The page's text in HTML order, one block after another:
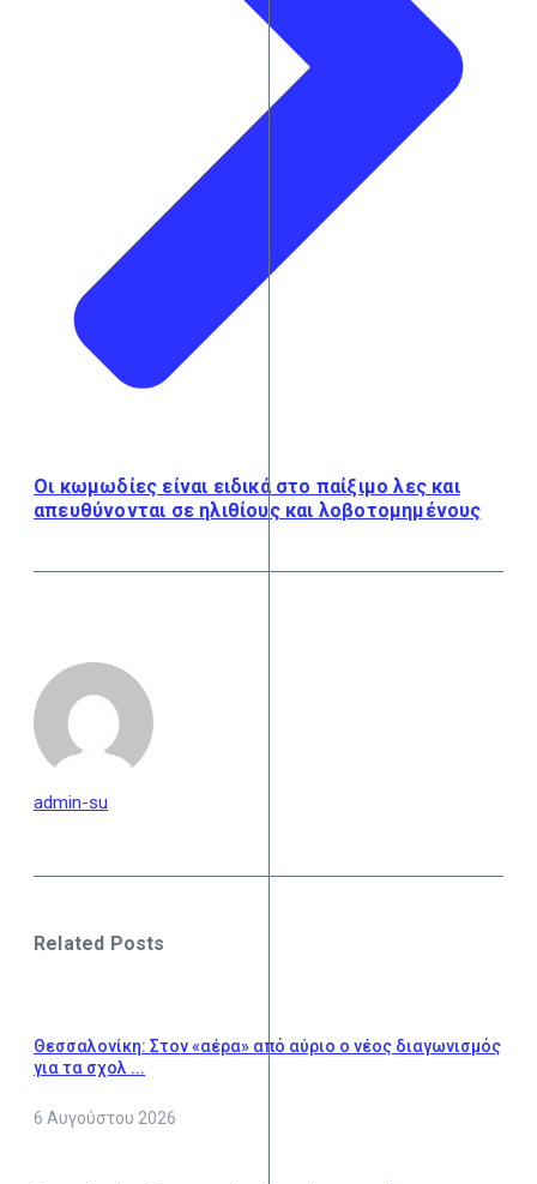
Οι κωμωδίες είναι ειδικά στο παίξιμο λες και
απευθύνονται σε ηλιθίους και λοβοτομημένους
admin-su
Related Posts
Θεσσαλονίκη: Στον «αέρα» από αύριο ο νέος διαγωνισμός
για τα σχολ ...
6 Αυγούστου 2026